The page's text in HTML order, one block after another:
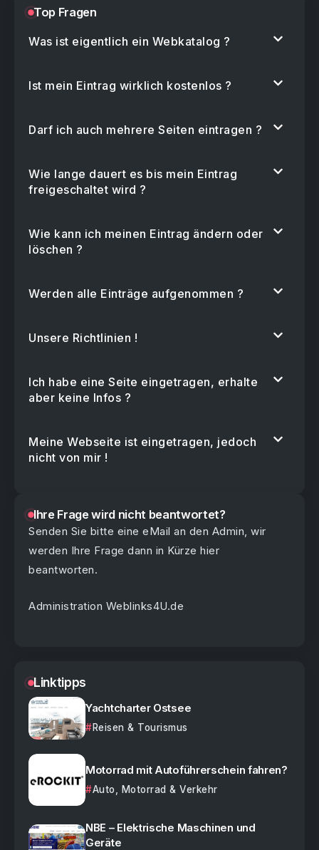
Top Fragen
Was ist eigentlich ein Webkatalog ?
Ist mein Eintrag wirklich kostenlos ?
Darf ich auch mehrere Seiten eintragen ?
Wie lange dauert es bis mein Eintrag
freigeschaltet wird ?
Wie kann ich meinen Eintrag ändern oder
löschen ?
Werden alle Einträge aufgenommen ?
Unsere Richtlinien !
Ich habe eine Seite eingetragen, erhalte
aber keine Infos ?
Meine Webseite ist eingetragen, jedoch
nicht von mir !
Ihre Frage wird nicht beantwortet?
Senden Sie bitte eine eMail an den Admin, wir
werden Ihre Frage dann in Kürze hier
beantworten.
Administration Weblinks4U.de
Linktipps
Yachtcharter Ostsee
Reisen & Tourismus
Motorrad mit Autoführerschein fahren?
Auto, Motorrad & Verkehr
NBE – Elektrische Maschinen und
Geräte